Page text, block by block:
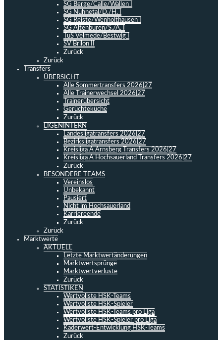
SG Berge/Calle/Wallen I
SG Nuhnetal/D./H. I
SG Reiste/Wenholthausen I
SG Altenbüren/S./A. I
TuS Velmede/Bestwig I
SV Brilon II
Zurück
Zurück
Transfers
ÜBERSICHT
Alle Sommertransfers 2026|27
Alle Trainerwechsel 2026|27
Trainerübersicht
Gerüchteküche
Zurück
LIGENINTERN
Landesligatransfers 2026|27
Bezirksligatransfers 2026|27
Kreisliga A Arnsberg Transfers 2026|27
Kreisliga A Hochsauerland Transfers 2026|27
Zurück
BESONDERE TEAMS
Vereinslos
Unbekannt
Pausiert
Nicht im Hochsauerland
Karriereende
Zurück
Zurück
Marktwerte
AKTUELL
Letzte Marktwertänderungen
Marktwertsprünge
Marktwertverluste
Zurück
STATISTIKEN
Wertvollste HSK-Teams
Wertvollste HSK-Spieler
Wertvollste HSK-Teams pro Liga
Wertvollste HSK-Spieler pro Liga
Kaderwert-Entwicklung HSK-Teams
Zurück